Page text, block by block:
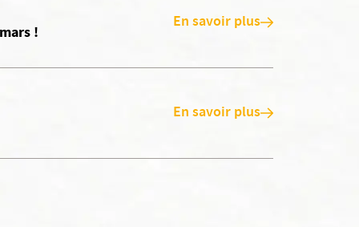
! En savoir plus
En savoir plus